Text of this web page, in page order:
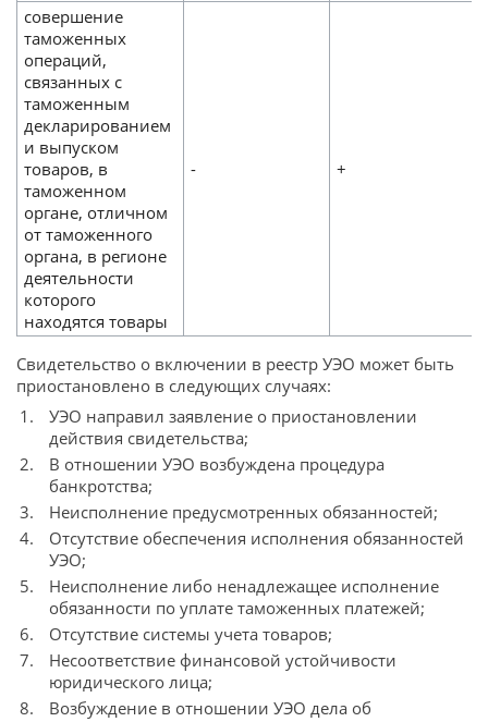
совершение
таможенных
операций,
связанных с
таможенным
декларированием
и выпуском
товаров, в
таможенном
органе, отличном
от таможенного
органа, в регионе
деятельности
которого
находятся товары
- +
Свидетельство о включении в реестр УЭО может быть
приостановлено в следующих случаях:
УЭО направил заявление о приостановлении
действия свидетельства;
В отношении УЭО возбуждена процедура
банкротства;
Неисполнение предусмотренных обязанностей;
Отсутствие обеспечения исполнения обязанностей
УЭО;
Неисполнение либо ненадлежащее исполнение
обязанности по уплате таможенных платежей;
Отсутствие системы учета товаров;
Несоответствие финансовой устойчивости
юридического лица;
Возбуждение в отношении УЭО дела об